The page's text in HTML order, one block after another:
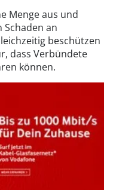
Menge aus und
an
beschützen
dass Verbündete
können.